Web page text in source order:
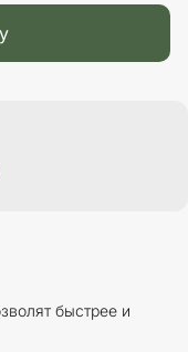
быстрее и